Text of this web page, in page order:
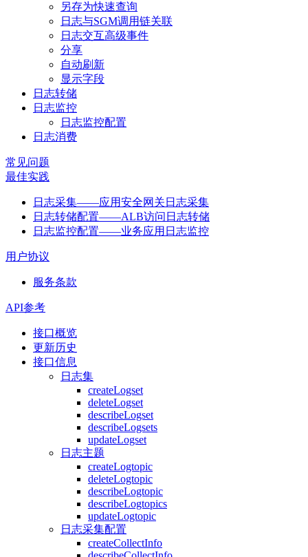
另存为快速查询
日志与SGM调用链关联
日志交互高级事件
分享
自动刷新
显示字段
日志转储
日志监控
日志监控配置
日志消费
常见问题
最佳实践
日志采集——应用安全网关日志采集
日志转储配置——ALB访问日志转储
日志监控配置——业务应用日志监控
用户协议
服务条款
API参考
接口概览
更新历史
接口信息
日志集
createLogset
deleteLogset
describeLogset
describeLogsets
updateLogset
日志主题
createLogtopic
deleteLogtopic
describeLogtopic
describeLogtopics
updateLogtopic
日志采集配置
createCollectInfo